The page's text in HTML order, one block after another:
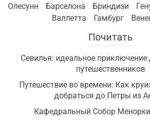
Олесунн
Барселона Бриндизи
Валлетта
Гамбург
Почитать
Севилья: идеальное приключение
путешественников
Путешествие во времени: Как
добраться до Петры из
Кафедральный Собор